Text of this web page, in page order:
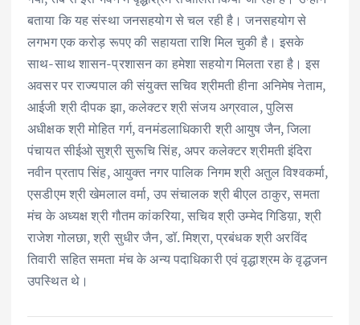
बताया कि यह संस्था जनसहयोग से चल रही है। जनसहयोग से
लगभग एक करोड़ रूपए की सहायता राशि मिल चुकी है। इसके
साथ-साथ शासन-प्रशासन का हमेशा सहयोग मिलता रहा है। इस
अवसर पर राज्यपाल की संयुक्त सचिव श्रीमती हीना अनिमेष नेताम,
आईजी श्री दीपक झा, कलेक्टर श्री संजय अग्रवाल, पुलिस
अधीक्षक श्री मोहित गर्ग, वनमंडलाधिकारी श्री आयुष जैन, जिला
पंचायत सीईओ सुश्री सुरूचि सिंह, अपर कलेक्टर श्रीमती इंदिरा
नवीन प्रताप सिंह, आयुक्त नगर पालिक निगम श्री अतुल विश्वकर्मा,
एसडीएम श्री खेमलाल वर्मा, उप संचालक श्री बीएल ठाकुर, समता
मंच के अध्यक्ष श्री गौतम कांकरिया, सचिव श्री उम्मेद गिडिय़ा, श्री
राजेश गोलछा, श्री सुधीर जैन, डॉ. मिश्रा, प्रबंधक श्री अरविंद
तिवारी सहित समता मंच के अन्य पदाधिकारी एवं वृद्धाश्रम के वृद्धजन
उपस्थित थे।